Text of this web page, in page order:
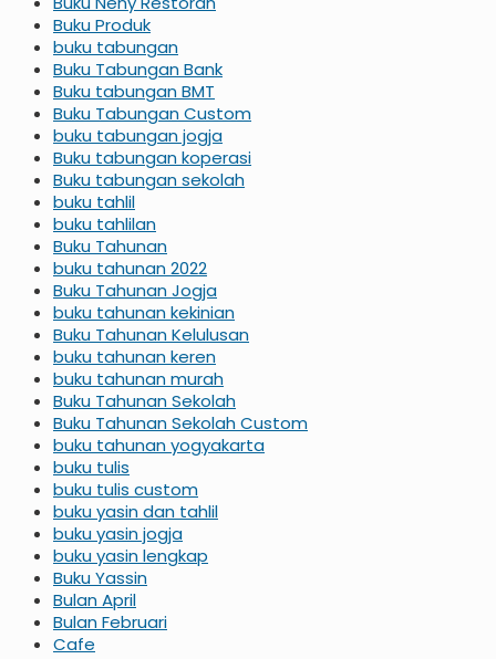
Buku Produk
buku tabungan
Buku Tabungan Bank
Buku tabungan BMT
Buku Tabungan Custom
buku tabungan jogja
Buku tabungan koperasi
Buku tabungan sekolah
buku tahlil
buku tahlilan
Buku Tahunan
buku tahunan 2022
Buku Tahunan Jogja
buku tahunan kekinian
Buku Tahunan Kelulusan
buku tahunan keren
buku tahunan murah
Buku Tahunan Sekolah
Buku Tahunan Sekolah Custom
buku tahunan yogyakarta
buku tulis
buku tulis custom
buku yasin dan tahlil
buku yasin jogja
buku yasin lengkap
Buku Yassin
Bulan April
Bulan Februari
Cafe